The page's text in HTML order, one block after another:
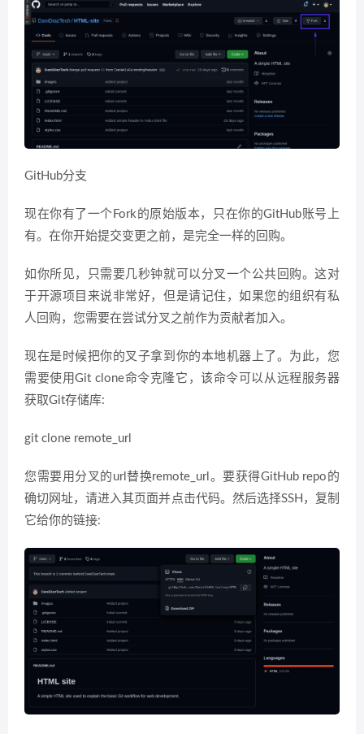
GitHub分支
现在你有了一个Fork的原始版本，只在你的GitHub账号上
有。在你开始提交变更之前，是完全一样的回购。
如你所见，只需要几秒钟就可以分叉一个公共回购。这对
于开源项目来说非常好，但是请记住，如果您的组织有私
人回购，您需要在尝试分叉之前作为贡献者加入。
现在是时候把你的叉子拿到你的本地机器上了。为此，您
需要使用Git clone命令克隆它，该命令可以从远程服务器
获取Git存储库:
git clone remote_url
您需要用分叉的url替换remote_url。要获得GitHub repo的
确切网址，请进入其页面并点击代码。然后选择SSH，复制
它给你的链接: